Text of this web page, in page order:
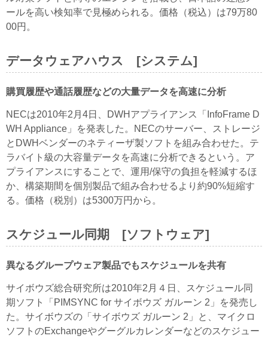
ールを高い検知率で見極められる。価格（税込）は79万80
00円。
データウェアハウス [システム]
購買履歴や通話履歴などの大量データを高速に分析
NECは2010年2月4日、DWHアプライアンス「InfoFrame D
WH Appliance」を発表した。NECのサーバー、ストレージ
とDWHベンダーのネティーザ製ソフトを組み合わせた。テ
ラバイト級の大容量データを高速に分析できるという。ア
プライアンスにすることで、運用/保守の負担を軽減するほ
か、構築期間を個別製品で組み合わせるより約90%短縮す
る。価格（税別）は5300万円から。
スケジュール同期 [ソフトウェア]
異なるグループウェア製品でもスケジュールを共有
サイボウズ総合研究所は2010年2月４日、スケジュール同
期ソフト「PIMSYNC for サイボウズ ガルーン 2」を発売し
た。サイボウズの「サイボウズ ガルーン 2」と、マイクロ
ソフトのExchangeやグーグルカレンダーなどのスケジュー